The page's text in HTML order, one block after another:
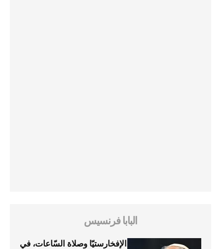
البابا فرنسيس
الإفخارستيّا وصلاة السّاعات، في